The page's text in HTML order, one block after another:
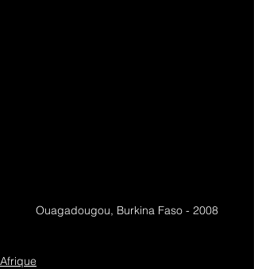
Ouagadougou, Burkina Faso - 2008
Afrique